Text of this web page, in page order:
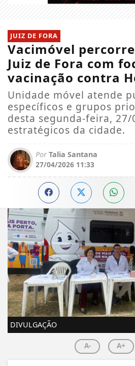
JUIZ DE FORA
Vacimóvel
Juiz de Fora com
vacinação contra
Unidade móvel atende
específicos e grupos
desta segunda-feira,
estratégicos da cidade.
Por Talia Santana
27/04/2026 11:33
DIVULGAÇÃO
A- A+